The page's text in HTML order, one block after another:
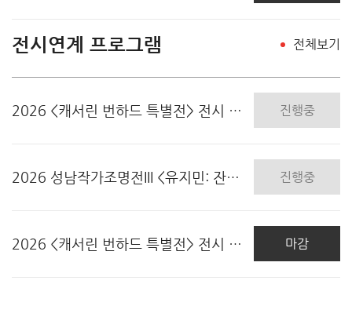
전시연계 프로그램 전체보기
2026 <캐서린 번하드 특별전> 전시 연계 프로그램.. 진행중
2026 성남작가조명전III <유지민: 잔류하는 움직.. 진행중
2026 <캐서린 번하드 특별전> 전시 연계 프로그램.. 마감